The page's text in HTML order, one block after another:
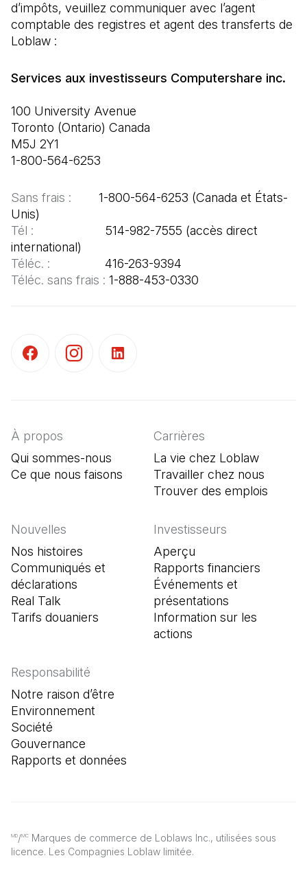
d’impôts, veuillez communiquer avec l’agent
comptable des registres et agent des transferts de
Loblaw :
100 University Avenue
Toronto (Ontario) Canada
M5J 2Y1
1-800-564-6253
Sans frais :
      1-800-564-6253 (Canada et États-
Tél :
                   514-982-7555 (accès direct
Téléc. :
Téléc. sans frais : 1-888-453-0330
MD/MC Marques de commerce de Loblaws Inc., utilisées sous
licence. Les Compagnies Loblaw limitée.
À propos
Qui sommes-nous
Ce que nous faisons
Carrières
La vie chez Loblaw
Travailler chez nous
Trouver des emplois
Nouvelles
Nos histoires
Communiqués et
déclarations
Real Talk
Tarifs douaniers
Investisseurs
Aperçu
Rapports financiers
Événements et
présentations
Information sur les
actions
Responsabilité
Notre raison d’être
Environnement
Société
Gouvernance
Rapports et données